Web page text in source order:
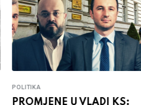
POLITIKA
PROMJENE U VLADI KS: